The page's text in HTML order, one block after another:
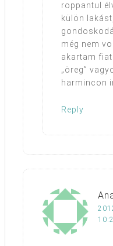
roppantul
külön
még nem
akartam
„öreg”
harmincon
Reply